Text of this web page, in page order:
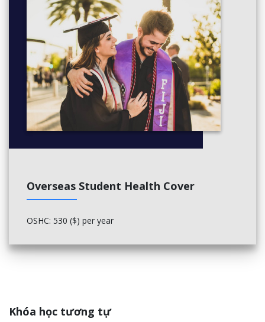
Overseas Student Health Cover
OSHC: 530 ($) per year
Khóa học tương tự